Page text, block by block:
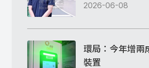
2026-06-08
環局：今年增兩
裝置